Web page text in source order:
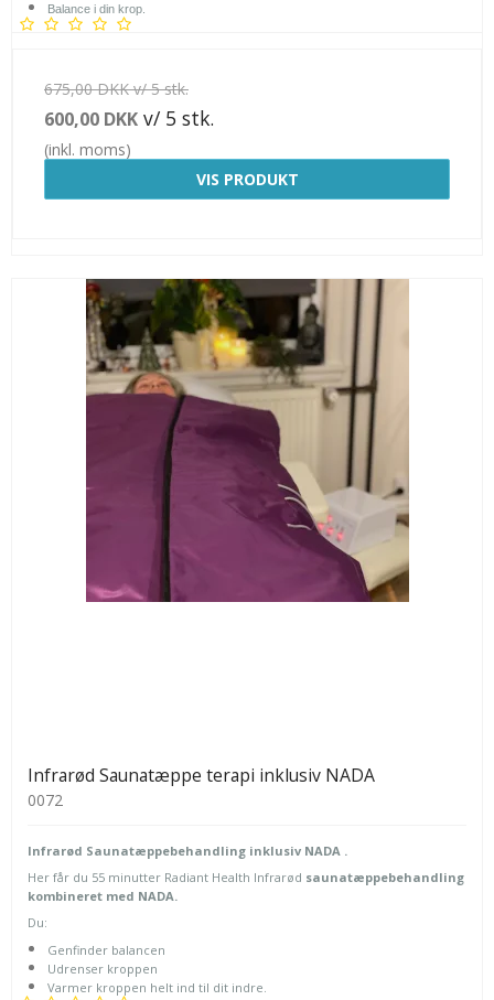
Balance i din krop.
675,00 DKK v/ 5 stk.
600,00 DKK v/ 5 stk.
(inkl. moms)
VIS PRODUKT
Infrarød Saunatæppe terapi inklusiv NADA
0072
Infrarød Saunatæppebehandling inklusiv NADA .
Her får du 55 minutter Radiant Health Infrarød saunatæppebehandling
kombineret med NADA.
Du:
Genfinder balancen
Udrenser kroppen
Varmer kroppen helt ind til dit indre.